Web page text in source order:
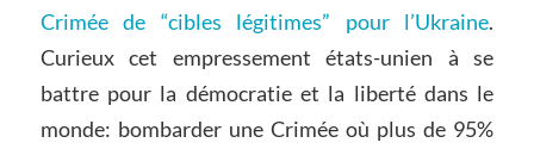
Crimée de “cibles légitimes” pour l’Ukraine.
Curieux cet empressement états-unien à se
battre pour la démocratie et la liberté dans le
monde: bombarder une Crimée où plus de 95%